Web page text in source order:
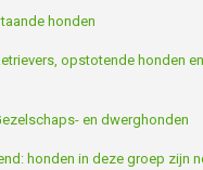
honden
opstotende honden en
en dwerghonden
honden in deze groep zijn